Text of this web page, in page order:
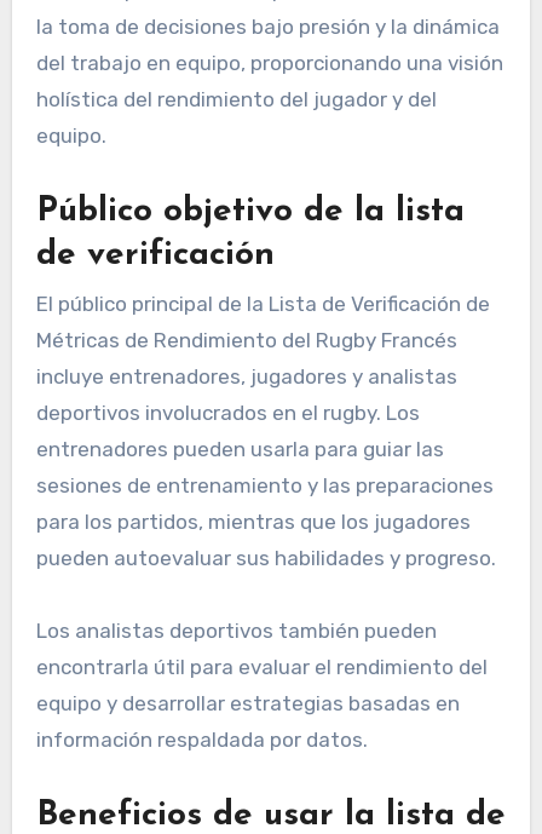
la toma de decisiones bajo presión y la dinámica
del trabajo en equipo, proporcionando una visión
holística del rendimiento del jugador y del
equipo.
Público objetivo de la lista
de verificación
El público principal de la Lista de Verificación de
Métricas de Rendimiento del Rugby Francés
incluye entrenadores, jugadores y analistas
deportivos involucrados en el rugby. Los
entrenadores pueden usarla para guiar las
sesiones de entrenamiento y las preparaciones
para los partidos, mientras que los jugadores
pueden autoevaluar sus habilidades y progreso.
Los analistas deportivos también pueden
encontrarla útil para evaluar el rendimiento del
equipo y desarrollar estrategias basadas en
información respaldada por datos.
Beneficios de usar la lista de